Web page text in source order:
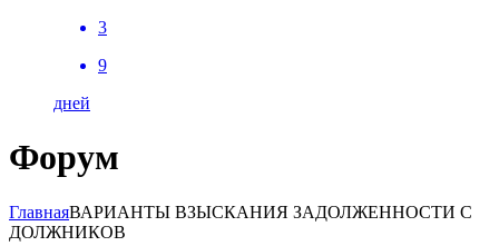
3
9
дней
Форум
ГлавнаяВАРИАНТЫ ВЗЫСКАНИЯ ЗАДОЛЖЕННОСТИ С
ДОЛЖНИКОВ